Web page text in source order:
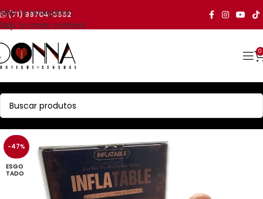
Skip to navigation
Skip to main content
(71) 99704-3552
0
-47%
ESGO
TADO